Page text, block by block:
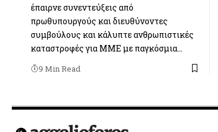
έπαιρνε συνεντεύξεις από
πρωθυπουργούς και διευθύνοντες
συμβούλους και κάλυπτε ανθρωπιστικές
καταστροφές για ΜΜΕ με παγκόσμια…
9 Min Read